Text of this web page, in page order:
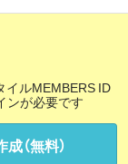
ルMEMBERS ID
ンが必要です
（無料）